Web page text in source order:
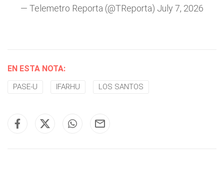
— Telemetro Reporta (@TReporta) July 7, 2026
EN ESTA NOTA:
PASE-U IFARHU LOS SANTOS